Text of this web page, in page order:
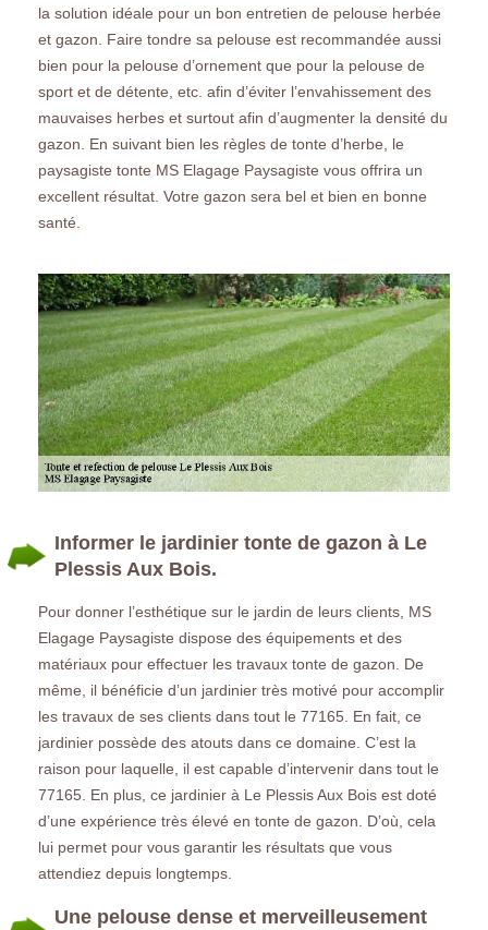
la solution idéale pour un bon entretien de pelouse herbée
et gazon. Faire tondre sa pelouse est recommandée aussi
bien pour la pelouse d’ornement que pour la pelouse de
sport et de détente, etc. afin d’éviter l’envahissement des
mauvaises herbes et surtout afin d’augmenter la densité du
gazon. En suivant bien les règles de tonte d’herbe, le
paysagiste tonte MS Elagage Paysagiste vous offrira un
excellent résultat. Votre gazon sera bel et bien en bonne
santé.
Informer le jardinier tonte de gazon à Le
Plessis Aux Bois.
Pour donner l’esthétique sur le jardin de leurs clients, MS
Elagage Paysagiste dispose des équipements et des
matériaux pour effectuer les travaux tonte de gazon. De
même, il bénéficie d’un jardinier très motivé pour accomplir
les travaux de ses clients dans tout le 77165. En fait, ce
jardinier possède des atouts dans ce domaine. C’est la
raison pour laquelle, il est capable d’intervenir dans tout le
77165. En plus, ce jardinier à Le Plessis Aux Bois est doté
d’une expérience très élevé en tonte de gazon. D’où, cela
lui permet pour vous garantir les résultats que vous
attendiez depuis longtemps.
Une pelouse dense et merveilleusement